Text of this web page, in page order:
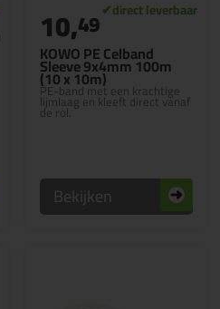
KOWO PE Celband
Sleeve 9x4mm 100m
(10 x 10m)
PE-band met een krachtige
lijmlaag en kleeft direct vanaf
de rol.
10,49
Bekijken